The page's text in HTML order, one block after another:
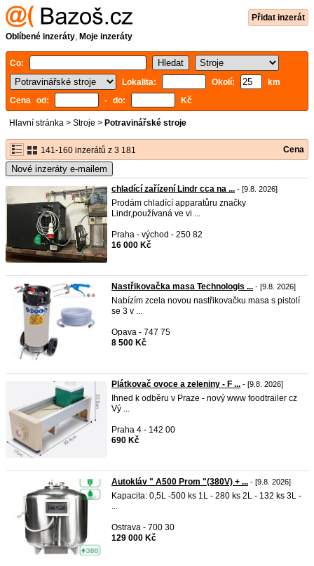
Přidat inzerát
Oblíbené inzeráty, Moje inzeráty
Co:
Lokalita:
Okolí:
km
Cena od:
- do: Kč
Hlavní stránka > Stroje > Potravinářské stroje
141-160 inzerátů z 3 181 Cena
Nové inzeráty e-mailem
chladící zařízení Lindr cca na ... - [9.8. 2026]
Prodám chladící apparatůru značky
Lindr,používaná ve vi ...
Praha - východ - 250 82
16 000 Kč
Nastřikovačka masa Technologis ... - [9.8. 2026]
Nabízím zcela novou nastřikovačku masa s pistolí
se 3 v ...
Opava - 747 75
8 500 Kč
Plátkovač ovoce a zeleniny - F ... - [9.8. 2026]
Ihned k odběru v Praze - nový www foodtrailer cz
Vý ...
Praha 4 - 142 00
690 Kč
Autokláv " A500 Prom "(380V) + ... - [9.8. 2026]
Kapacita: 0,5L -500 ks 1L - 280 ks 2L - 132 ks 3L -
...
Ostrava - 700 30
129 000 Kč